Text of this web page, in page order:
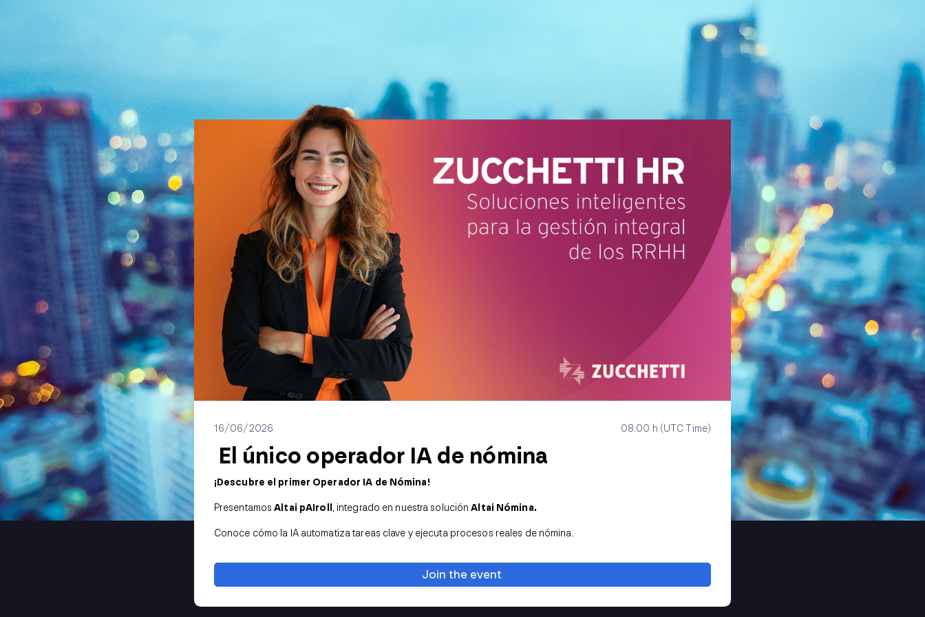
16/06/2026 08:00 h (UTC Time)
El único operador IA de nómina
¡Descubre el primer Operador IA de Nómina!
PresentamosAltai pAIroll, integrado en nuestra soluciónAltai Nómina.
Conoce cómo la IA automatiza tareas clave y ejecuta procesos reales de nómina.
Join the event